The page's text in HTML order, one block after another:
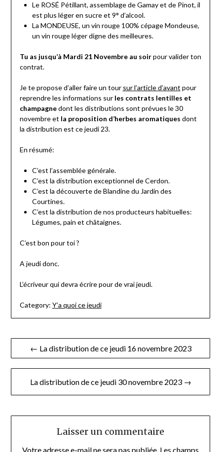
Le ROSÉ Pétillant, assemblage de Gamay et de Pinot, il
est plus léger en sucre et 9° d’alcool.
La MONDEUSE, un vin rouge 100% cépage Mondeuse,
un vin rouge léger digne des meilleures.
Tu as jusqu’à Mardi 21 Novembre au soirpour valider ton
contrat.
Je te propose d’aller faire un tour sur l’article d’avant pour
reprendre les informations sur les contrats lentilles et
champagnedont les distributions sont prévues le 30
novembre et la proposition d’herbes aromatiques dont
la distribution est ce jeudi 23.
En résumé:
C’est l’assemblée générale.
C’est la distribution exceptionnel de Cerdon.
C’est la découverte de Blandine du Jardin des
Courtines.
C’est la distribution de nos producteurs habituelles:
Légumes, pain et châtaignes.
C’est bon pour toi ?
A jeudi donc.
L’écriveur qui devra écrire pour de vrai jeudi.
Category: Y’a quoi ce jeudi
Navigation
de
l’article
← La distribution de ce jeudi 16 novembre 2023
La distribution de ce jeudi 30 novembre 2023 →
Laisser un commentaire
Votre adresse e-mail ne sera pas publiée. Les champs